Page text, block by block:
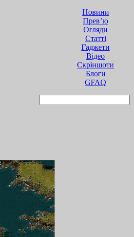
Новини
Прев’ю
Огляди
Статті
Гаджети
Відео
Cкріншоти
Блоги
GFAQ